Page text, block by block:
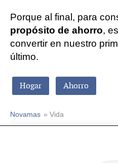
Porque al final, para
propósito de ahorro,
convertir en nuestro
último.
Hogar Ahorro
Novamas » Vida